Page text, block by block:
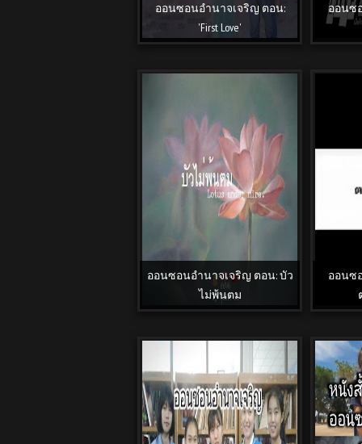
ออนซอนอำนาจเจริญ ตอน:
'First Love'
ออนซ
ออนซอนอำนาจเจริญ ตอน: บัว
ไม่พ้นตม
ออนซ